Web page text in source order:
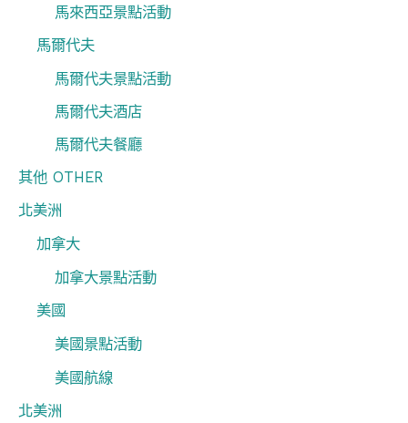
馬來西亞景點活動
馬爾代夫
馬爾代夫景點活動
馬爾代夫酒店
馬爾代夫餐廳
其他 OTHER
北美洲
加拿大
加拿大景點活動
美國
美國景點活動
美國航線
北美洲